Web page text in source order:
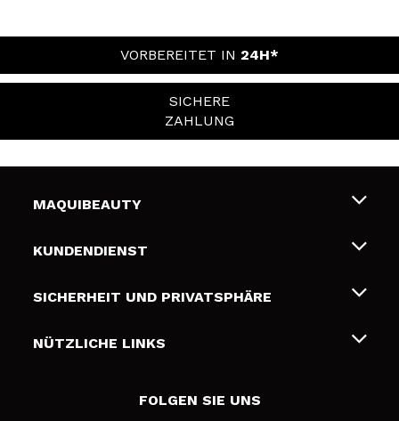
VORBEREITET IN 24H*
SICHERE
ZAHLUNG
MAQUIBEAUTY
Über uns
Geschenkkarten
KUNDENDIENST
Liefer- und Versandkosten
Zahlung
SICHERHEIT UND PRIVATSPHÄRE
Bedingungen und Datenschutz
NÜTZLICHE LINKS
FOLGEN SIE UNS